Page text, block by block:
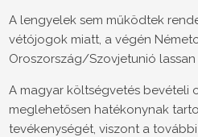
A lengyelek sem működtek
vétójogok miatt, a végén
Oroszország/Szovjetunió
A magyar költségvetés bevételi
meglehetősen hatékonynak
tevékenységét, viszont a